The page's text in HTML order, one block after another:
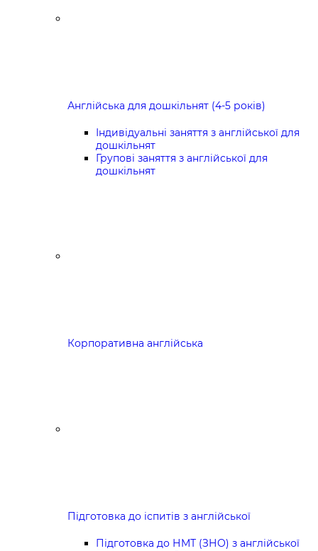
Англійська для дошкільнят (4-5 років)
Індивідуальні заняття з англійської для
дошкільнят
Групові заняття з англійської для
дошкільнят
Корпоративна англійська
Підготовка до іспитів з англійської
Підготовка до НМТ (ЗНО) з англійської